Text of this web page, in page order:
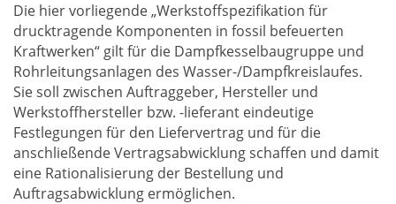
Die hier vorliegende „Werkstoffspezifikation für
drucktragende Komponenten in fossil befeuerten
Kraftwerken“ gilt für die Dampfkesselbaugruppe und
Rohrleitungsanlagen des Wasser-/Dampfkreislaufes.
Sie soll zwischen Auftraggeber, Hersteller und
Werkstoffhersteller bzw. -lieferant eindeutige
Festlegungen für den Liefervertrag und für die
anschließende Vertragsabwicklung schaffen und damit
eine Rationalisierung der Bestellung und
Auftragsabwicklung ermöglichen.